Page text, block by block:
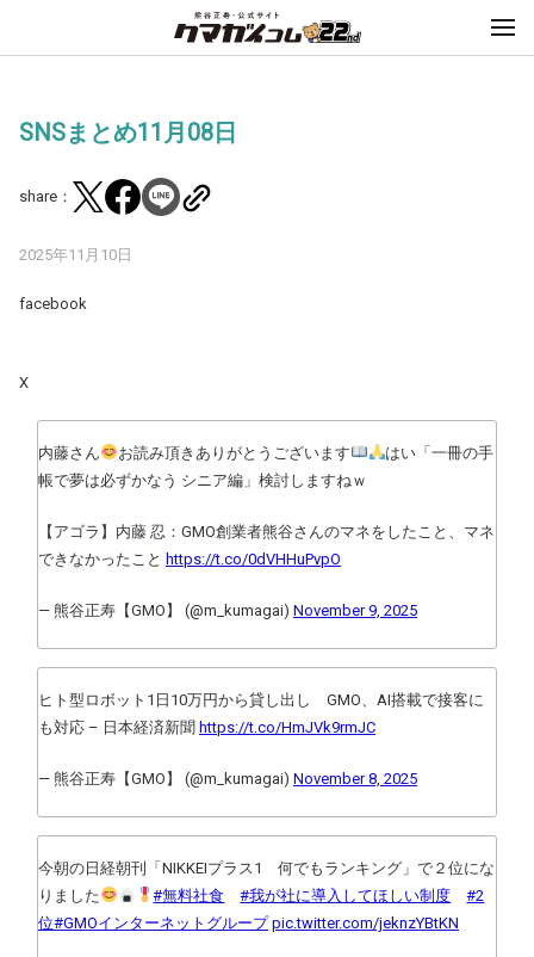
SNSまとめ11月08日
share：
2025年11月10日
facebook
X
内藤さん お読み頂きありがとうございます
はい「一冊の手
帳で夢は必ずかなう シニア編」検討しますねｗ
【アゴラ】内藤 忍：GMO創業者熊谷さんのマネをしたこと、マネ
できなかったこと https://t.co/0dVHHuPvpO
— 熊谷正寿【GMO】 (@m_kumagai) November 9, 2025
ヒト型ロボット1日10万円から貸し出し GMO、AI搭載で接客に
も対応 – 日本経済新聞 https://t.co/HmJVk9rmJC
— 熊谷正寿【GMO】 (@m_kumagai) November 8, 2025
今朝の日経朝刊「NIKKEIプラス1 何でもランキング」で２位にな
りました
#無料社食 #我が社に導入してほしい制度
#2
位#GMOインターネットグループ pic.twitter.com/jeknzYBtKN